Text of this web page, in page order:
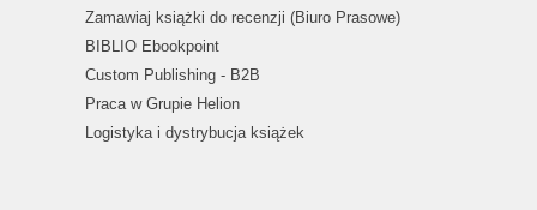
Zamawiaj książki do recenzji (Biuro Prasowe)
BIBLIO Ebookpoint
Custom Publishing - B2B
Praca w Grupie Helion
Logistyka i dystrybucja książek